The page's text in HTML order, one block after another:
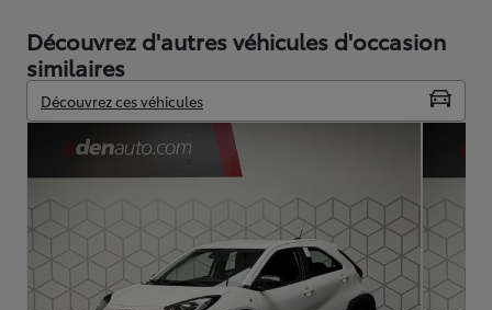
Découvrez d'autres véhicules d'occasion
similaires
Découvrez ces véhicules